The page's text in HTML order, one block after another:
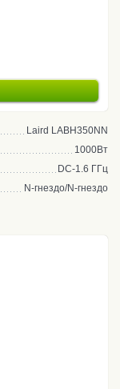
Laird LABH350NN
1000Вт
DC-1.6 ГГц
N-гнездо/N-гнездо